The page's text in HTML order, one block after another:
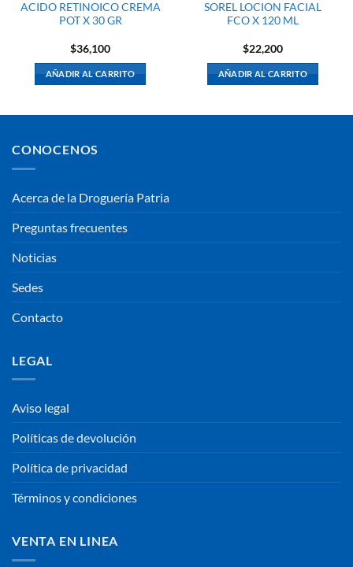
ACIDO RETINOICO CREMA
POT X 30 GR
$36,100
AÑADIR AL CARRITO
SOREL LOCION FACIAL
FCO X 120 ML
$22,200
AÑADIR AL CARRITO
CONOCENOS
Acerca de la Droguería Patria
Preguntas frecuentes
Noticias
Sedes
Contacto
LEGAL
Aviso legal
Políticas de devolución
Política de privacidad
Términos y condiciones
VENTA EN LINEA